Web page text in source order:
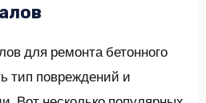
для ремонта бетонного
тип повреждений и